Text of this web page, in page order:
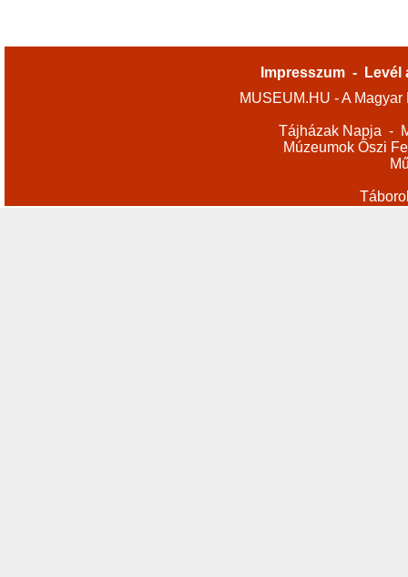
Impresszum -
Levél
MUSEUM.HU - A
Tájházak Napja -
Múzeumok Őszi